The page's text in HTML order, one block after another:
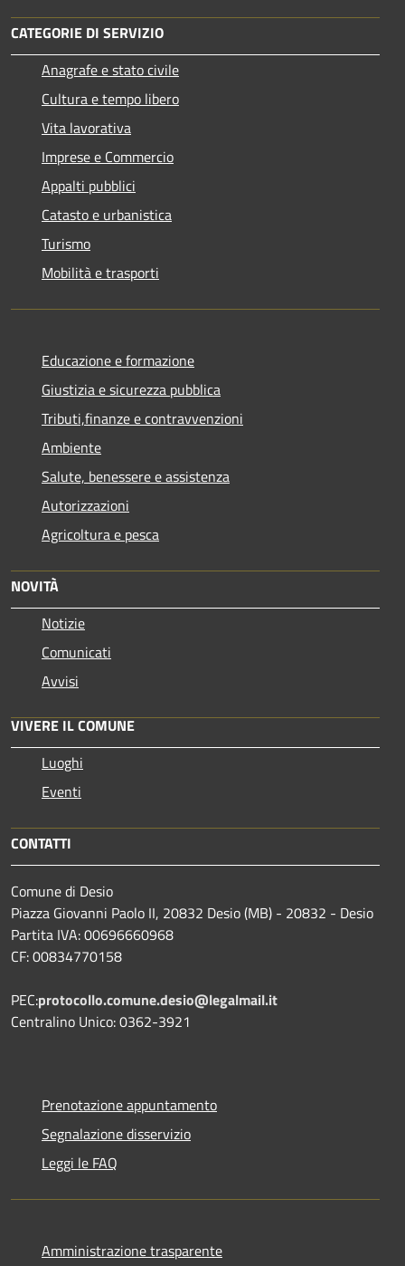
CATEGORIE DI SERVIZIO
Anagrafe e stato civile
Cultura e tempo libero
Vita lavorativa
Imprese e Commercio
Appalti pubblici
Catasto e urbanistica
Turismo
Mobilità e trasporti
Educazione e formazione
Giustizia e sicurezza pubblica
Tributi,finanze e contravvenzioni
Ambiente
Salute, benessere e assistenza
Autorizzazioni
Agricoltura e pesca
NOVITÀ
Notizie
Comunicati
Avvisi
VIVERE IL COMUNE
Luoghi
Eventi
CONTATTI
Comune di Desio
Piazza Giovanni Paolo II, 20832 Desio (MB) - 20832 - Desio
Partita IVA: 00696660968
CF: 00834770158
PEC:protocollo.comune.desio@legalmail.it
Centralino Unico: 0362-3921
Prenotazione appuntamento
Segnalazione disservizio
Leggi le FAQ
Amministrazione trasparente